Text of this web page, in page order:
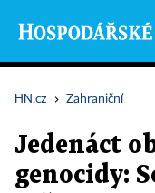
HN.cz › Zahraniční
Jedenáct
genocidy: